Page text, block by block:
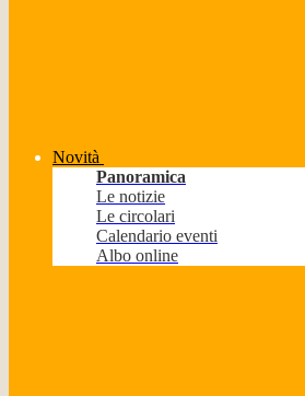
Novità
Panoramica
Le notizie
Le circolari
Calendario eventi
Albo online